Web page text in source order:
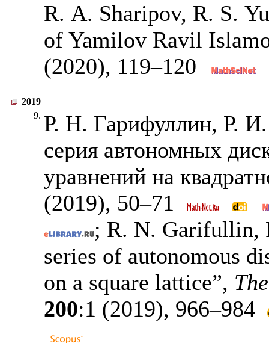
R. A. Sharipov, R. S.
of Yamilov Ravil
(2020), 119–120
2019
9. Р. Н. Гарифуллин, Р.
серия автономных
уравнений на
(2019), 50–71
; R. N. Garifullin,
series of autonomous
on a square lattice”,
200:1 (2019), 966–984